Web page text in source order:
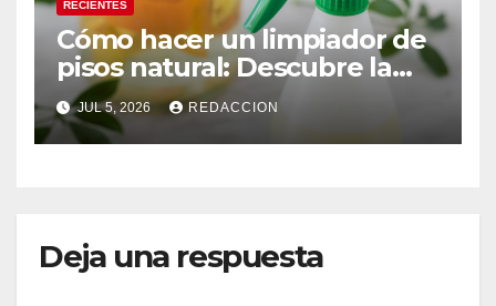
RECIENTES
Cómo hacer un limpiador de
pisos natural: Descubre la
mezcla efectiva para eliminar
el mal olor
JUL 5, 2026 REDACCION
Deja una respuesta